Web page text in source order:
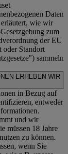
Daten
wie wir
zum
der EU
oder Standort
") sammeln
ERHEBEN WIR
in Bezug auf
entweder
und wir
müssen 18 Jahre
zu können.
wenn Sie